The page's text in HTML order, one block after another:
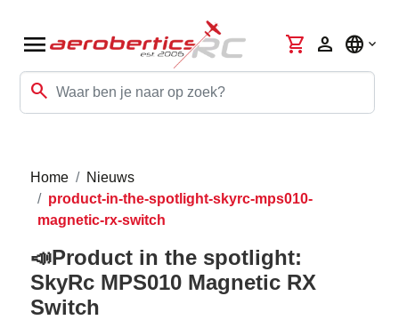
menu
search
shopping_cart person language
Home
Nieuws
product-in-the-spotlight-skyrc-mps010-
magnetic-rx-switch
📣Product in the spotlight:
SkyRc MPS010 Magnetic RX
Switch